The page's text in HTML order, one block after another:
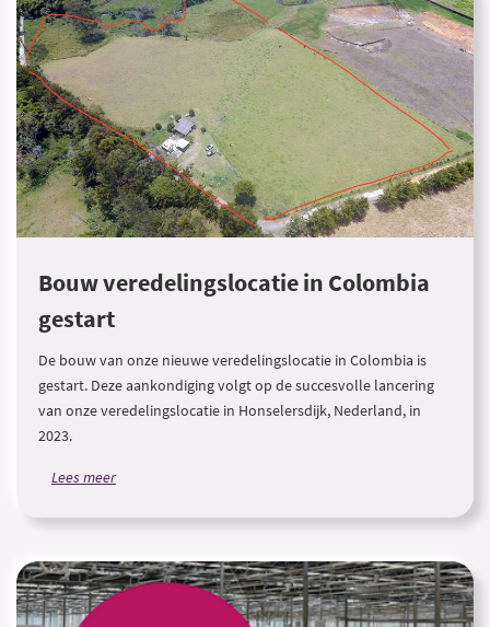
Bouw veredelingslocatie in Colombia
gestart
De bouw van onze nieuwe veredelingslocatie in Colombia is
gestart. Deze aankondiging volgt op de succesvolle lancering
van onze veredelingslocatie in Honselersdijk, Nederland, in
2023.
Lees meer